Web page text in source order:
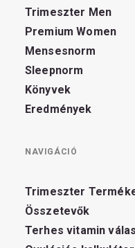
Trimeszter Men
Premium Women
Mensesnorm
Sleepnorm
Könyvek
Eredmények
NAVIGÁCIÓ
Trimeszter
Összetevők
Terhes vitamin